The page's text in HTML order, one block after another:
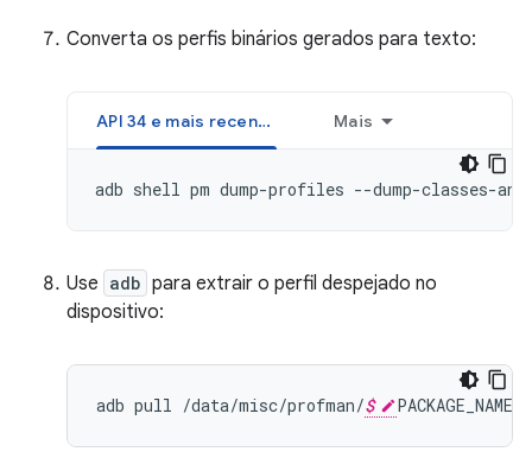
Converta os perfis binários gerados para texto:
API 34 e mais recentes Mais
adb shell pm dump-profiles --dump-classes-
Use adb para extrair o perfil despejado no
dispositivo:
adb pull /data/misc/profman/$ PACKAGE_NAME